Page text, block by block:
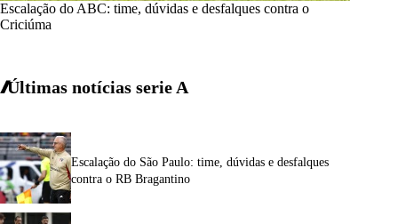
Escalação do ABC: time, dúvidas e desfalques contra o
Criciúma
Últimas notícias serie A
Escalação do São Paulo: time, dúvidas e desfalques
contra o RB Bragantino